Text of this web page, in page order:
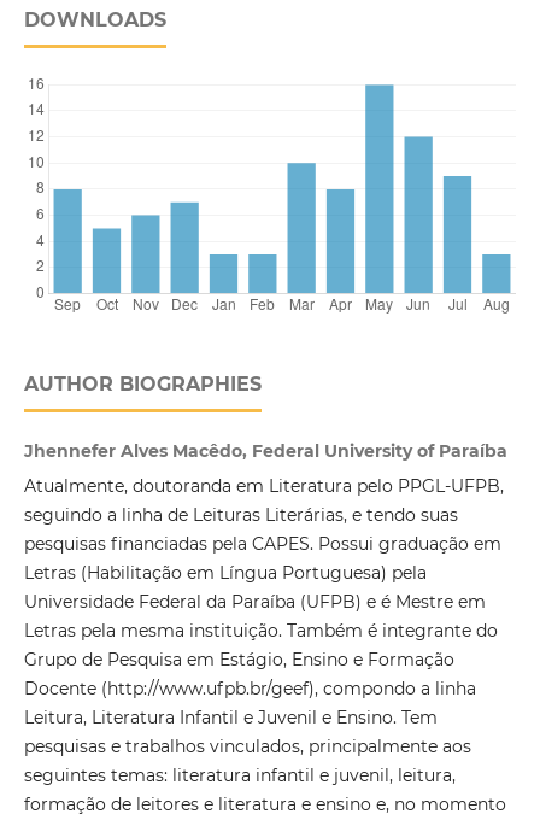
DOWNLOADS
AUTHOR BIOGRAPHIES
Jhennefer Alves Macêdo, Federal University of Paraíba
Atualmente, doutoranda em Literatura pelo PPGL-UFPB,
seguindo a linha de Leituras Literárias, e tendo suas
pesquisas financiadas pela CAPES. Possui graduação em
Letras (Habilitação em Língua Portuguesa) pela
Universidade Federal da Paraíba (UFPB) e é Mestre em
Letras pela mesma instituição. Também é integrante do
Grupo de Pesquisa em Estágio, Ensino e Formação
Docente (http://www.ufpb.br/geef), compondo a linha
Leitura, Literatura Infantil e Juvenil e Ensino. Tem
pesquisas e trabalhos vinculados, principalmente aos
seguintes temas: literatura infantil e juvenil, leitura,
formação de leitores e literatura e ensino e, no momento